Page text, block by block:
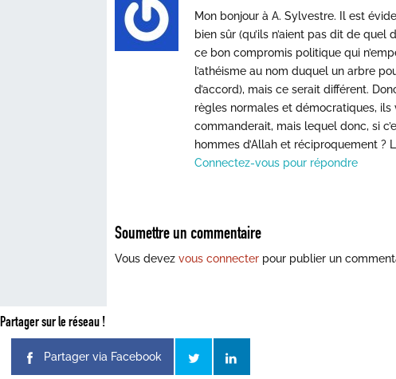
Mon bonjour à A. Sylvestre. Il est
bien sûr (qu’ils n’aient pas dit de
ce bon compromis politique qui
l’athéisme au nom duquel un arbre
d’accord), mais ce serait différent.
règles normales et démocratiques,
commanderait, mais lequel donc, si
hommes d’Allah et réciproquement ?
Connectez-vous pour répondre
Soumettre un commentaire
Vous devezvous connecter pour publier un
Partager sur le réseau !
Partager via Facebook